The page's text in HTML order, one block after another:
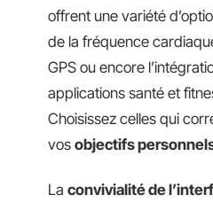
offrent une variété
de la fréquence
GPS ou encore
applications santé et
Choisissez celles qui
vos objectifs
La convivialité de